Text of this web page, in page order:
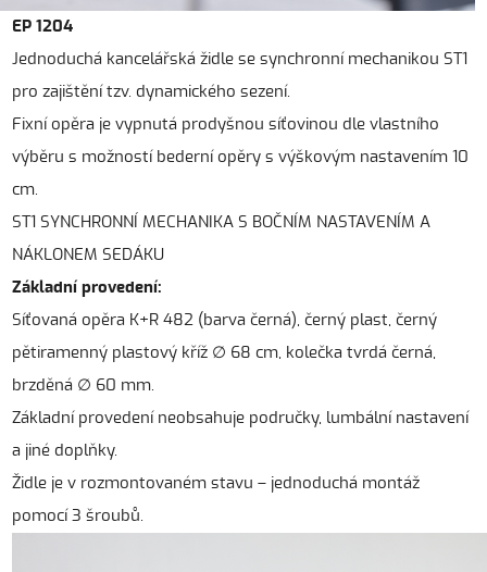
EP 1204
Jednoduchá kancelářská židle se synchronní mechanikou ST1
pro zajištění tzv. dynamického sezení.
Fixní opěra je vypnutá prodyšnou síťovinou dle vlastního
výběru s možností bederní opěry s výškovým nastavením 10
cm.
ST1 SYNCHRONNÍ MECHANIKA S BOČNÍM NASTAVENÍM A
NÁKLONEM SEDÁKU
Základní provedení:
Síťovaná opěra K+R 482 (barva černá), černý plast, černý
pětiramenný plastový kříž ∅ 68 cm, kolečka tvrdá černá,
brzděná ∅ 60 mm.
Základní provedení neobsahuje područky, lumbální nastavení
a jiné doplňky.
Židle je v rozmontovaném stavu – jednoduchá montáž
pomocí 3 šroubů.